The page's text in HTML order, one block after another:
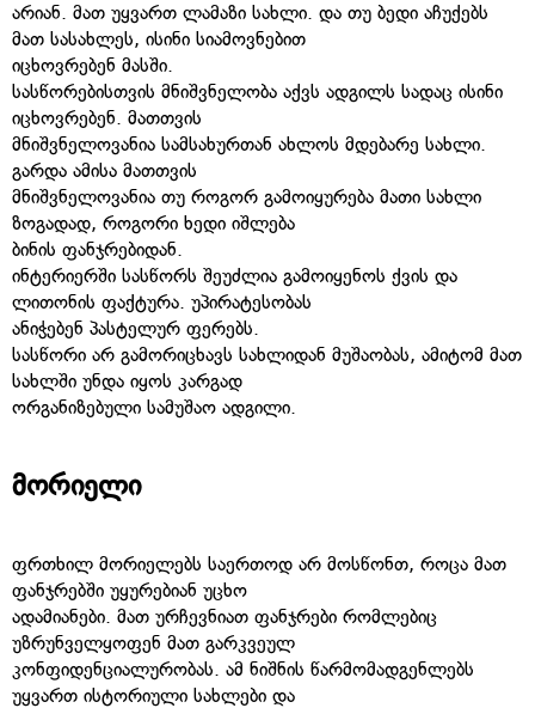
არიან. მათ უყვართ ლამაზი სახლი. და თუ ბედი აჩუქებს
მათ სასახლეს, ისინი სიამოვნებით
იცხოვრებენ მასში.
სასწორებისთვის მნიშვნელობა აქვს ადგილს სადაც ისინი
იცხოვრებენ. მათთვის
მნიშვნელოვანია სამსახურთან ახლოს მდებარე სახლი.
გარდა ამისა მათთვის
მნიშვნელოვანია თუ როგორ გამოიყურება მათი სახლი
ზოგადად, როგორი ხედი იშლება
ბინის ფანჯრებიდან.
ინტერიერში სასწორს შეუძლია გამოიყენოს ქვის და
ლითონის ფაქტურა. უპირატესობას
ანიჭებენ პასტელურ ფერებს.
სასწორი არ გამორიცხავს სახლიდან მუშაობას, ამიტომ მათ
სახლში უნდა იყოს კარგად
ორგანიზებული სამუშაო ადგილი.
მორიელი
ფრთხილ მორიელებს საერთოდ არ მოსწონთ, როცა მათ
ფანჯრებში უყურებიან უცხო
ადამიანები. მათ ურჩევნიათ ფანჯრები რომლებიც
უზრუნველყოფენ მათ გარკვეულ
კონფიდენციალურობას. ამ ნიშნის წარმომადგენლებს
უყვართ ისტორიული სახლები და